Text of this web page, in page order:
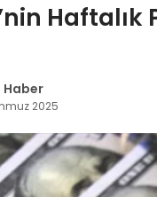
Haber
2025